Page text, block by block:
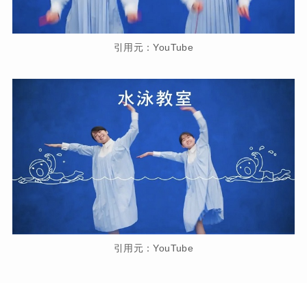
引用元：YouTube
引用元：YouTube